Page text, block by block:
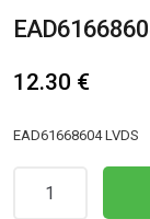
12.30 €
EAD61668604 LVDS